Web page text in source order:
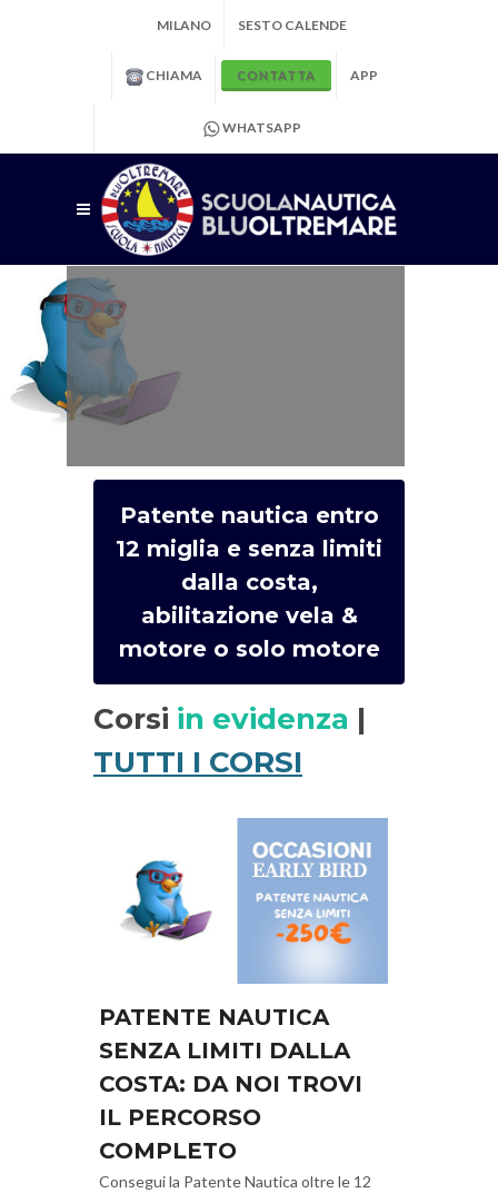
MILANO SESTO CALENDE
CHIAMA CONTATTA APP
WHATSAPP
Patente nautica entro
12 miglia e senza limiti
dalla costa,
abilitazione vela &
motore o solo motore
Corsi in evidenza |
TUTTI I CORSI
PATENTE NAUTICA
SENZA LIMITI DALLA
COSTA: DA NOI TROVI
IL PERCORSO
COMPLETO
Consegui la Patente Nautica oltre le 12